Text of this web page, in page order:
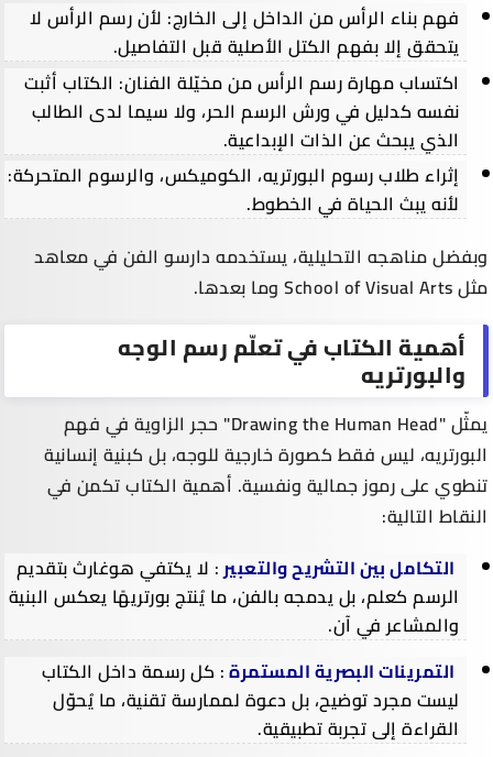
فهم بناء الرأس من الداخل إلى الخارج: لأن رسم الرأس لا
يتحقق إلا بفهم الكتل الأصلية قبل التفاصيل.
اكتساب مهارة رسم الرأس من مخيّلة الفنان: الكتاب أثبت
نفسه كدليل في ورش الرسم الحر، ولا سيما لدى الطالب
الذي يبحث عن الذات الإبداعية.
إثراء طلاب رسوم البورتريه، الكوميكس، والرسوم المتحركة:
لأنه يبث الحياة في الخطوط.
وبفضل مناهجه التحليلية، يستخدمه دارسو الفن في معاهد
مثل School of Visual Arts وما بعدها.
أهمية الكتاب في تعلّم رسم الوجه
والبورتريه
يمثّل "Drawing the Human Head" حجر الزاوية في فهم
البورتريه، ليس فقط كصورة خارجية للوجه، بل كبنية إنسانية
تنطوي على رموز جمالية ونفسية. أهمية الكتاب تكمن في
النقاط التالية:
التكامل بين التشريح والتعبير: لا يكتفي هوغارث بتقديم
الرسم كعلم، بل يدمجه بالفن، ما يُنتج بورتريهًا يعكس البنية
والمشاعر في آن.
التمرينات البصرية المستمرة: كل رسمة داخل الكتاب
ليست مجرد توضيح، بل دعوة لممارسة تقنية، ما يُحوّل
القراءة إلى تجربة تطبيقية.